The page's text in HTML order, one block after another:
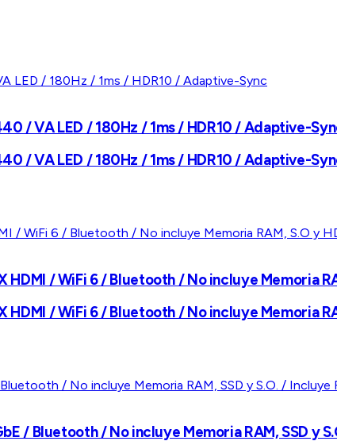
/ VA LED / 180Hz / 1ms / HDR10 / Adaptive-
/ VA LED / 180Hz / 1ms / HDR10 / Adaptive-
/ WiFi 6 / Bluetooth / No incluye Memoria
/ WiFi 6 / Bluetooth / No incluye Memoria
/ Bluetooth / No incluye Memoria RAM, SSD y